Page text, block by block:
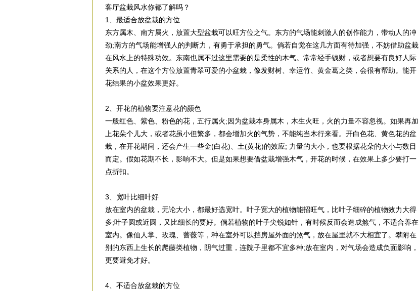
客厅盆栽风水你都了解吗？
1、最适合放盆栽的方位
东方属木、南方属火，放置大型盆栽可以旺方位之气。东方的气场能刺激人的创作能力，带动人的冲
劲;南方的气场能增强人的判断力，有勇于承担的勇气。倘若自觉在这几方面有待加强，不妨借助盆栽
在风水上的特殊功效。东南也属不过这里需要的是柔性的木气。常常经手钱财，或者想要有良好人际
关系的人，在这个方位放置青翠可爱的小盆栽，像发财树、幸运竹、黄金葛之类，会很有帮助。能开
花结果的小盆效果更好。
2、开花的植物要注意花的颜色
一般红色、紫色、粉色的花，五行属火;因为盆栽本身属木，木生火旺，火的力量不容忽视。如果再加
上花朵个儿大，或者花虽小但繁多，都会增加火的气势，不能纯当木行来看。开白色花、黄色花的盆
栽，在开花期间，还会产生一些金(白花)、土(黄花)的效应; 力量的大小，也要根据花朵的大小与数目
而定。假如花期不长，影响不大。但是如果想要借盆栽增强木气，开花的时候，在效果上多少要打一
点折扣。
3、宽叶比细叶好
放在室内的盆栽，无论大小，都最好选宽叶。叶子宽大的植物能招旺气，比叶子细碎的植物效力大得
多;叶子圆或近圆，又比细长的要好。倘若植物的叶子尖锐如针，有时候反而会造成煞气，不适合养在
室内。像仙人掌、玫瑰、蔷薇等，种在室外可以挡房屋外面的煞气，放在屋里就不大相宜了。攀附在
别的东西上生长的爬藤类植物，阴气过重，连院子里都不宜多种;放在室内，对气场会造成负面影响，
更要避免才好。
4、不适合放盆栽的方位